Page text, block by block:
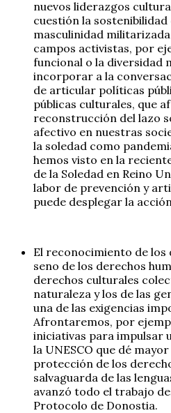
nuevos liderazgos
cuestión la
masculinidad
campos activistas, por
funcional o la diversidad
incorporar a la
de articular políticas
públicas culturales, que
reconstrucción del lazo
afectivo en nuestras
la soledad como
hemos visto en la
de la Soledad en Reino
labor de prevención y
puede desplegar la
El reconocimiento de los
seno de los derechos
derechos culturales
naturaleza y los de las
una de las exigencias
Afrontaremos, por
iniciativas para impulsar
la UNESCO que dé
protección de los
salvaguarda de las
avanzó todo el trabajo
Protocolo de Donostia.